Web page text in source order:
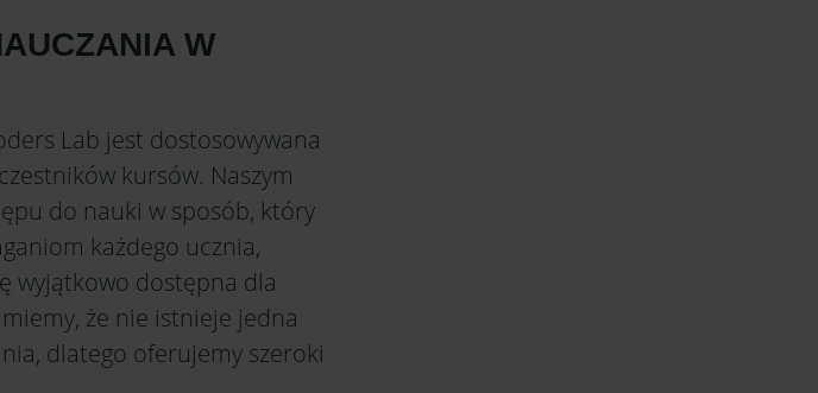
W
Lab jest dostosowywana
kursów. Naszym
do nauki w sposób, który
każdego ucznia,
wyjątkowo dostępna dla
że nie istnieje jedna
dlatego oferujemy szeroki